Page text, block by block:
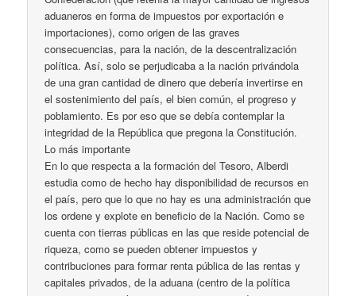
aduaneros en forma de impuestos por exportación e
importaciones), como origen de las graves
consecuencias, para la nación, de la descentralización
política. Así, solo se perjudicaba a la nación privándola
de una gran cantidad de dinero que debería invertirse en
el sostenimiento del país, el bien común, el progreso y
poblamiento. Es por eso que se debía contemplar la
integridad de la República que pregona la Constitución.
Lo más importante
En lo que respecta a la formación del Tesoro, Alberdi
estudia como de hecho hay disponibilidad de recursos en
el país, pero que lo que no hay es una administración que
los ordene y explote en beneficio de la Nación. Como se
cuenta con tierras públicas en las que reside potencial de
riqueza, como se pueden obtener impuestos y
contribuciones para formar renta pública de las rentas y
capitales privados, de la aduana (centro de la política